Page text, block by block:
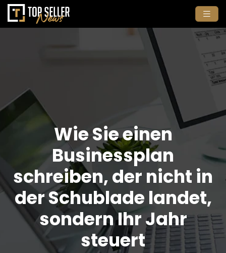
Wie Sie einen
Businessplan
schreiben, der nicht in
der Schublade landet,
sondern Ihr Jahr
steuert